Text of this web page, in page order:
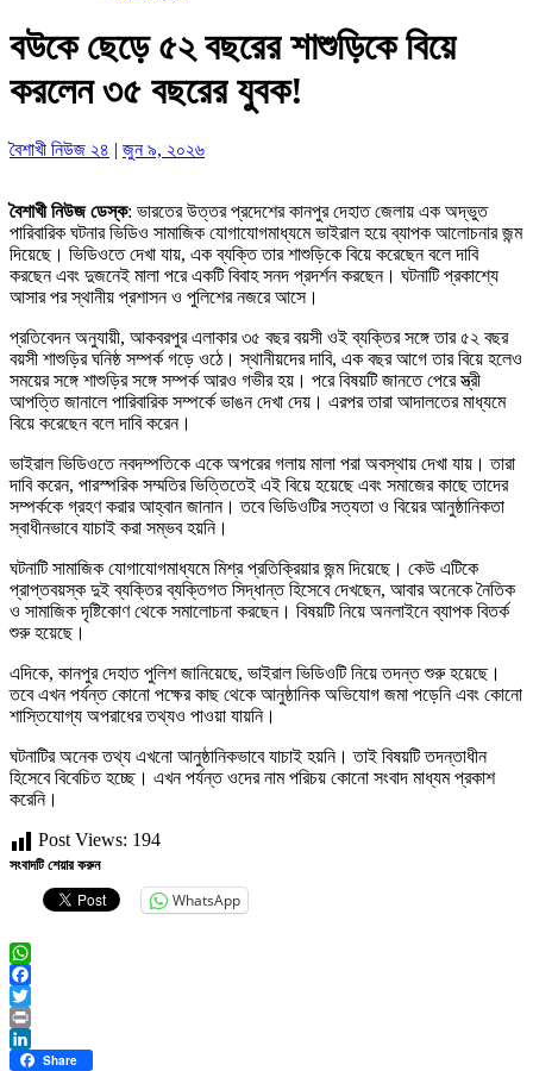
বউকে ছেড়ে ৫২ বছরের শাশুড়িকে বিয়ে
করলেন ৩৫ বছরের যুবক!
বৈশাখী নিউজ ২৪ | জুন ৯, ২০২৬
বৈশাখী নিউজ ডেস্ক: ভারতের উত্তর প্রদেশের কানপুর দেহাত জেলায় এক অদ্ভুত
পারিবারিক ঘটনার ভিডিও সামাজিক যোগাযোগমাধ্যমে ভাইরাল হয়ে ব্যাপক আলোচনার জন্ম
দিয়েছে। ভিডিওতে দেখা যায়, এক ব্যক্তি তার শাশুড়িকে বিয়ে করেছেন বলে দাবি
করছেন এবং দুজনেই মালা পরে একটি বিবাহ সনদ প্রদর্শন করছেন। ঘটনাটি প্রকাশ্যে
আসার পর স্থানীয় প্রশাসন ও পুলিশের নজরে আসে।
প্রতিবেদন অনুযায়ী, আকবরপুর এলাকার ৩৫ বছর বয়সী ওই ব্যক্তির সঙ্গে তার ৫২ বছর
বয়সী শাশুড়ির ঘনিষ্ঠ সম্পর্ক গড়ে ওঠে। স্থানীয়দের দাবি, এক বছর আগে তার বিয়ে হলেও
সময়ের সঙ্গে শাশুড়ির সঙ্গে সম্পর্ক আরও গভীর হয়। পরে বিষয়টি জানতে পেরে স্ত্রী
আপত্তি জানালে পারিবারিক সম্পর্কে ভাঙন দেখা দেয়। এরপর তারা আদালতের মাধ্যমে
বিয়ে করেছেন বলে দাবি করেন।
ভাইরাল ভিডিওতে নবদম্পতিকে একে অপরের গলায় মালা পরা অবস্থায় দেখা যায়। তারা
দাবি করেন, পারস্পরিক সম্মতির ভিত্তিতেই এই বিয়ে হয়েছে এবং সমাজের কাছে তাদের
সম্পর্ককে গ্রহণ করার আহ্বান জানান। তবে ভিডিওটির সত্যতা ও বিয়ের আনুষ্ঠানিকতা
স্বাধীনভাবে যাচাই করা সম্ভব হয়নি।
ঘটনাটি সামাজিক যোগাযোগমাধ্যমে মিশ্র প্রতিক্রিয়ার জন্ম দিয়েছে। কেউ এটিকে
প্রাপ্তবয়স্ক দুই ব্যক্তির ব্যক্তিগত সিদ্ধান্ত হিসেবে দেখছেন, আবার অনেকে নৈতিক
ও সামাজিক দৃষ্টিকোণ থেকে সমালোচনা করছেন। বিষয়টি নিয়ে অনলাইনে ব্যাপক বিতর্ক
শুরু হয়েছে।
এদিকে, কানপুর দেহাত পুলিশ জানিয়েছে, ভাইরাল ভিডিওটি নিয়ে তদন্ত শুরু হয়েছে।
তবে এখন পর্যন্ত কোনো পক্ষের কাছ থেকে আনুষ্ঠানিক অভিযোগ জমা পড়েনি এবং কোনো
শাস্তিযোগ্য অপরাধের তথ্যও পাওয়া যায়নি।
ঘটনাটির অনেক তথ্য এখনো আনুষ্ঠানিকভাবে যাচাই হয়নি। তাই বিষয়টি তদন্তাধীন
হিসেবে বিবেচিত হচ্ছে। এখন পর্যন্ত ওদের নাম পরিচয় কোনো সংবাদ মাধ্যম প্রকাশ
করেনি।
Post Views: 194
সংবাদটি শেয়ার করুন
WhatsApp
WhatsApp
Facebook
Twitter
Print
LinkedIn
Share